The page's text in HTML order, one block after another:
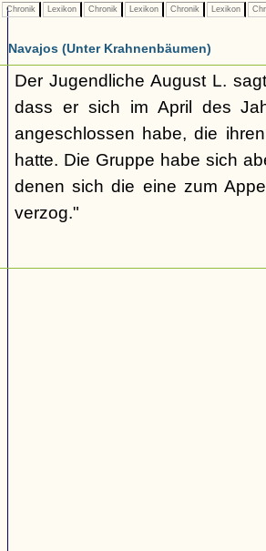
Chronik Lexikon Chronik Lexikon Chronik Lexikon
Navajos (Unter Krahnenbäumen)
Der Jugendliche August L.
dass er sich im April des
angeschlossen habe, die
hatte. Die Gruppe habe sich
denen sich die eine zum
verzog."